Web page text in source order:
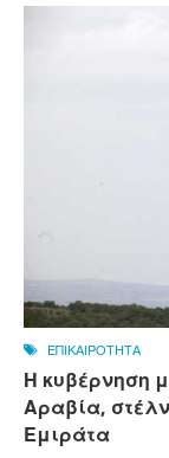
ΕΠΙΚΑΙΡΟΤΗΤΑ
Η κυβέρνηση
Αραβία,
Εμιράτα